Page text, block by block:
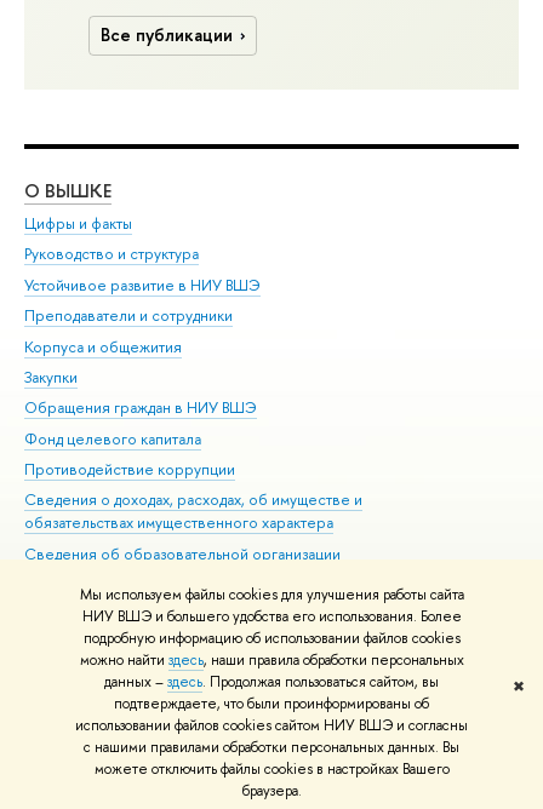
Мы используем файлы cookies для улучшения работы сайта
НИУ ВШЭ и большего удобства его использования. Более
подробную информацию об использовании файлов cookies
можно найти здесь, наши правила обработки персональных
данных –здесь. Продолжая пользоваться сайтом, вы
подтверждаете, что были проинформированы об
использовании файлов cookies сайтом НИУ ВШЭ и согласны
с нашими правилами обработки персональных данных. Вы
можете отключить файлы cookies в настройках Вашего
браузера.
✖
Все публикации
О ВЫШКЕ
Цифры и факты
Руководство и структура
Устойчивое развитие в НИУ ВШЭ
Преподаватели и сотрудники
Корпуса и общежития
Закупки
Обращения граждан в НИУ ВШЭ
Фонд целевого капитала
Противодействие коррупции
Сведения о доходах, расходах, об имуществе и
обязательствах имущественного характера
Сведения об образовательной организации
Людям с ограниченными возможностями здоровья
Единая платежная страница
Работа в Вышке
© НИУ ВШЭ 1993–2026 Адреса и контакты Условия использования
материалов Политика конфиденциальности Карта сайта
Шрифты HSE Sans и HSE Slab разработаны вШколе дизайна НИУ ВШЭ